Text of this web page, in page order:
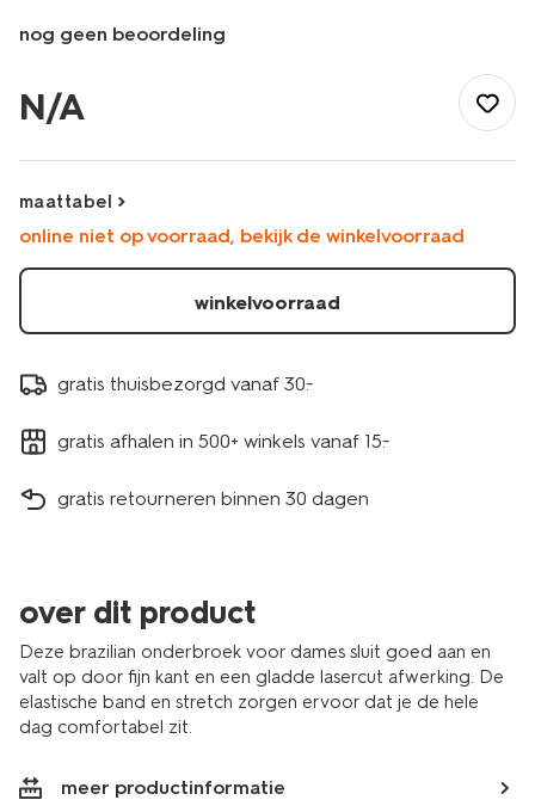
nog geen beoordeling
slip/damesbrazilian-
micro-
kant-
donkerrood-
N/A
maattabel
online niet op voorraad, bekijk de winkelvoorraad
winkelvoorraad
gratis thuisbezorgd vanaf 30.-
gratis afhalen in 500+ winkels vanaf 15.-
gratis retourneren binnen 30 dagen
over dit product
Deze brazilian onderbroek voor dames sluit goed aan en
valt op door fijn kant en een gladde lasercut afwerking. De
elastische band en stretch zorgen ervoor dat je de hele
dag comfortabel zit.
meer productinformatie